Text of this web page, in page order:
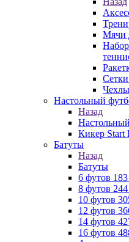
Мячи
Сетки
Настольный
Назад
Кикер Start
Батуты
Назад
Батуты
6 футов
8 футов
10 футов
12 футов
14 футов
16 футов